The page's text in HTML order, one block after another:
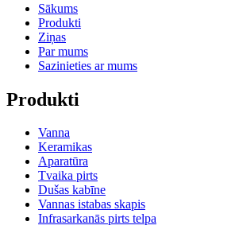
Sākums
Produkti
Ziņas
Par mums
Sazinieties ar mums
Produkti
Vanna
Keramikas
Aparatūra
Tvaika pirts
Dušas kabīne
Vannas istabas skapis
Infrasarkanās pirts telpa